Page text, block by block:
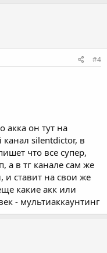
#4
акка он тут на
silentdictor, в
что все супер,
а в тг канале сам же
ставит на свои же
какие акк или
- мультиаккаунтинг